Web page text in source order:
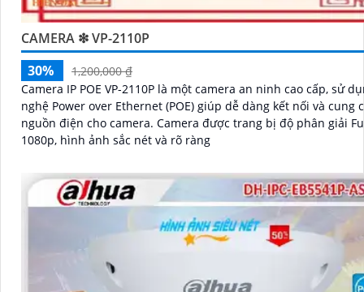
CAMERA ❇ VP-2110P
30%
1,200,000 ₫
Camera IP POE VP-2110P là một camera an ninh cao cấp, sử
nghệ Power over Ethernet (POE) giúp dễ dàng kết nối và cung
nguồn điện cho camera. Camera được trang bị độ phân giải Full HD
1080p, hình ảnh sắc nét và rõ ràng